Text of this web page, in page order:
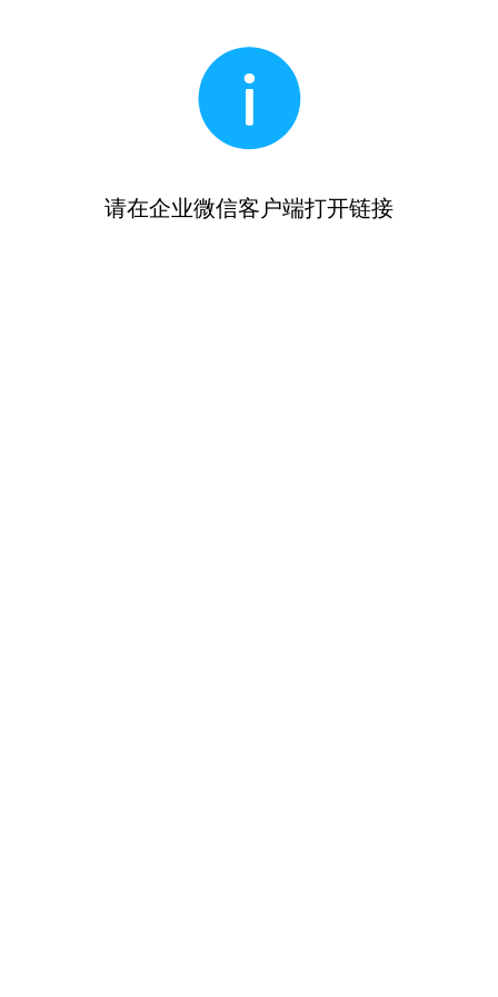
请在企业微信客户端打开链接